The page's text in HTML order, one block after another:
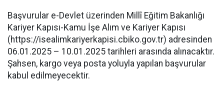
Başvurular e-Devlet üzerinden Millî Eğitim Bakanlığı
Kariyer Kapısı-Kamu İşe Alım ve Kariyer Kapısı
(https://isealimkariyerkapisi.cbiko.gov.tr) adresinden
06.01.2025 – 10.01.2025 tarihleri arasında alınacaktır.
Şahsen, kargo veya posta yoluyla yapılan başvurular
kabul edilmeyecektir.